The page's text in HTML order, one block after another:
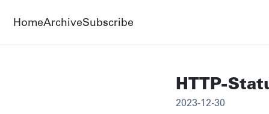
HomeArchiveSubscribe
HTTP-
2023-12-30